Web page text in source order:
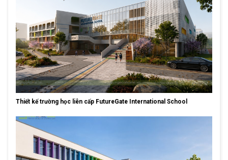
Thiết kế trường học liên cấp FutureGate International School